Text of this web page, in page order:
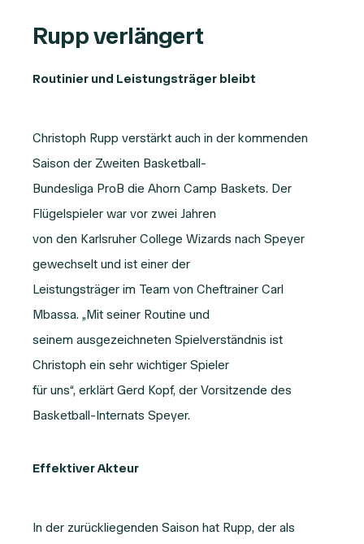
Rupp verlängert
Routinier und Leistungsträger bleibt
Christoph Rupp verstärkt auch in der kommenden
Saison der Zweiten Basketball-
Bundesliga ProB die Ahorn Camp Baskets. Der
Flügelspieler war vor zwei Jahren
von den Karlsruher College Wizards nach Speyer
gewechselt und ist einer der
Leistungsträger im Team von Cheftrainer Carl
Mbassa. „Mit seiner Routine und
seinem ausgezeichneten Spielverständnis ist
Christoph ein sehr wichtiger Spieler
für uns“, erklärt Gerd Kopf, der Vorsitzende des
Basketball-Internats Speyer.
Effektiver Akteur
In der zurückliegenden Saison hat Rupp, der als